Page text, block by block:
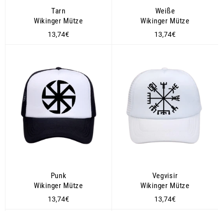
Tarn
Wikinger Mütze
Normaler
13,74€
Weiße
Wikinger Mütze
Normaler
13,74€
Punk
Wikinger Mütze
Normaler
13,74€
Vegvisir
Wikinger Mütze
Normaler
13,74€